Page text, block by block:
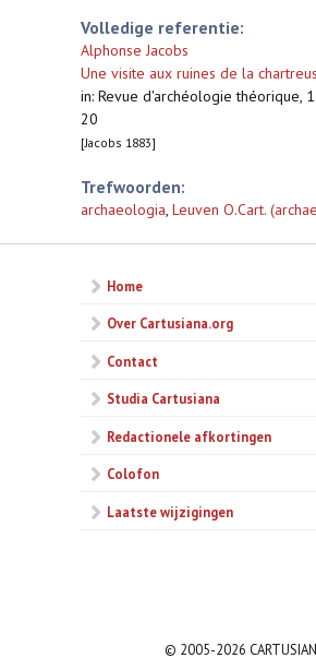
Volledige referentie:
Alphonse Jacobs
Une visite aux ruines de la
in: Revue d'archéologie théorique,
20
[Jacobs 1883]
Trefwoorden:
archaeologia, Leuven O.Cart.
Home
Over Cartusiana.org
Contact
Studia Cartusiana
Redactionele afkortingen
Colofon
Laatste wijzigingen
© 2005-2026